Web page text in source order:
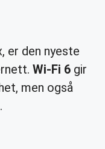
er den nyeste
Wi-Fi 6gir
men også